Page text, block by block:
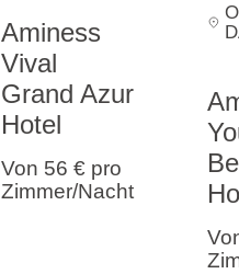
Aminess
Vival
Grand Azur
Hotel
Von 56 € pro
Zimmer/Nacht